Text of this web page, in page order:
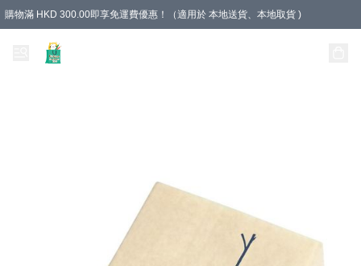
購物滿 HKD 300.00即享免運費優惠！（適用於 本地送貨、本地取貨 )